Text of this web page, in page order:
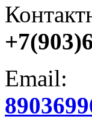
Email: